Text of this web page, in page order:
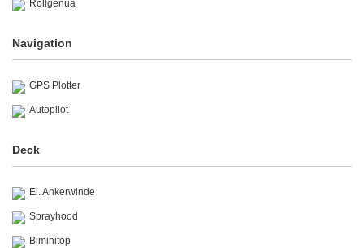
Rollgenua
Navigation
GPS Plotter
Autopilot
Deck
El. Ankerwinde
Sprayhood
Biminitop